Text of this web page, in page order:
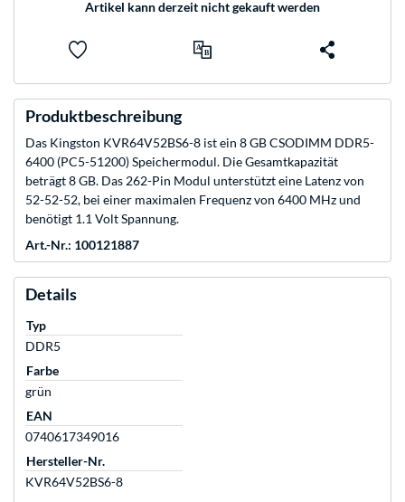
Artikel kann derzeit nicht gekauft werden
Produktbeschreibung
Das Kingston KVR64V52BS6-8 ist ein 8 GB CSODIMM DDR5-
6400 (PC5-51200) Speichermodul. Die Gesamtkapazität
beträgt 8 GB. Das 262-Pin Modul unterstützt eine Latenz von
52-52-52, bei einer maximalen Frequenz von 6400 MHz und
benötigt 1.1 Volt Spannung.
Art.-Nr.: 100121887
Details
Typ
DDR5
Farbe
grün
EAN
0740617349016
Hersteller-Nr.
KVR64V52BS6-8